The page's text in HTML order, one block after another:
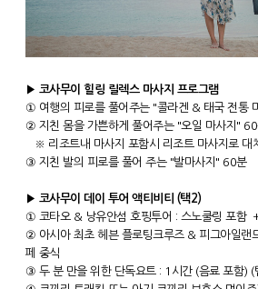
▶ 코사무이 힐링 릴렉스 마사지 프로그램
① 여행의 피로를 풀어주는 "콜라겐 & 태국 전통
② 지친 몸을 가쁜하게 풀어주는 "오일 마사지"
※ 리조트내 마사지 포함시 리조트 마사지로 대
③ 지친 발의 피로를 풀어 주는 "발마사지" 60분
▶ 코사무이 데이 투어 액티비티 (택2)
① 코타오 & 낭유안섬 호핑투어 : 스노쿨링 포함
② 아시아 최초 헤븐 플로팅크루즈 & 피그아일랜
페 중식
③ 두 분 만을 위한 단독요트 : 1시간 (음료 포함)